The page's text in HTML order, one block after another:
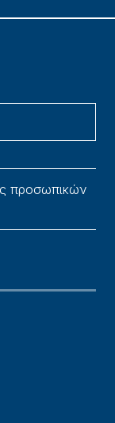
προσωπικών